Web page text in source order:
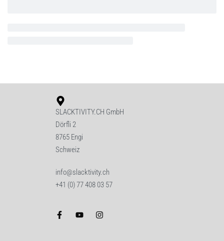
SLACKTIVITY.CH GmbH
Dörfli 2
8765 Engi
Schweiz
info@slacktivity.ch
+41 (0) 77 408 03 57